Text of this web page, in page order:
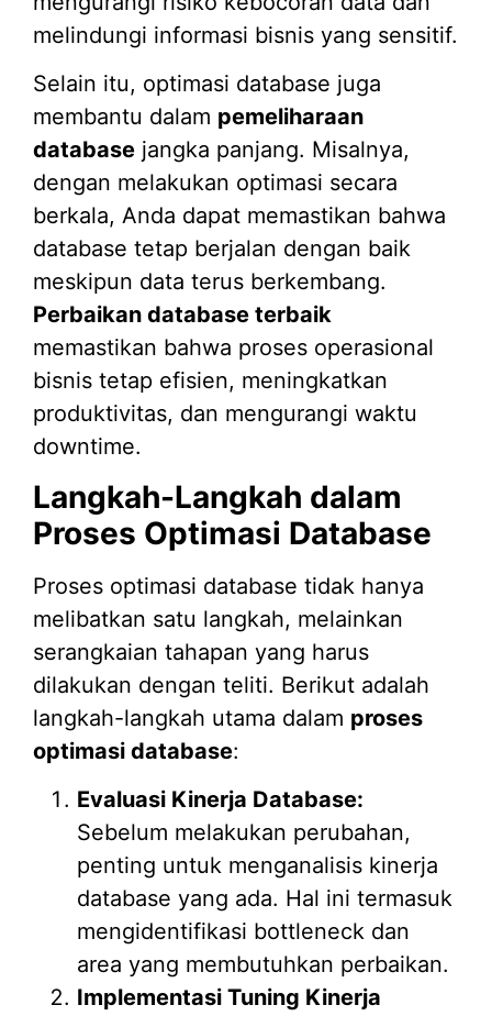
melindungi informasi bisnis yang sensitif.
Selain itu, optimasi database juga
membantu dalam pemeliharaan
database jangka panjang. Misalnya,
dengan melakukan optimasi secara
berkala, Anda dapat memastikan bahwa
database tetap berjalan dengan baik
meskipun data terus berkembang.
Perbaikan database terbaik
memastikan bahwa proses operasional
bisnis tetap efisien, meningkatkan
produktivitas, dan mengurangi waktu
downtime.
Langkah-Langkah dalam
Proses Optimasi Database
Proses optimasi database tidak hanya
melibatkan satu langkah, melainkan
serangkaian tahapan yang harus
dilakukan dengan teliti. Berikut adalah
langkah-langkah utama dalam proses
optimasi database:
Evaluasi Kinerja Database:
Sebelum melakukan perubahan,
penting untuk menganalisis kinerja
database yang ada. Hal ini termasuk
mengidentifikasi bottleneck dan
area yang membutuhkan perbaikan.
Implementasi Tuning Kinerja